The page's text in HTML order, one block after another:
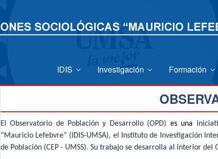
IDIS Investigación Formación
El Observatorio de Población y Desarrollo (OPD) es una
“Mauricio Lefebvre” (IDIS-UMSA), el Instituto de Investigación
de Población (CEP - UMSS). Su trabajo se desarrolla al interior del